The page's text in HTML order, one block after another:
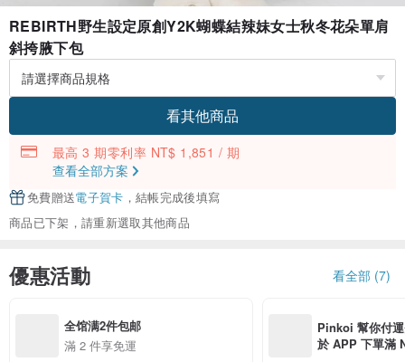
REBIRTH野生設定原創Y2K蝴蝶結辣妹女士秋冬花朵單肩
斜挎腋下包
看其他商品
最高 3 期零利率 NT$ 1,851 / 期
查看全部方案
免費贈送電子賀卡 ，結帳完成後填寫
商品已下架，請重新選取其他商品
優惠活動 看全部 (7)
全馆满2件包邮
滿 2 件享免運
Pinkoi 幫你付
於 APP 下單滿